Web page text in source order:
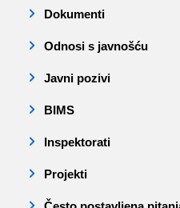
Dokumenti
Odnosi s javnošću
Javni pozivi
BIMS
Inspektorati
Projekti